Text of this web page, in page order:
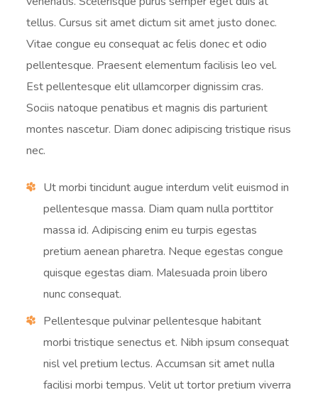
tellus. Cursus sit amet dictum sit amet justo donec.
Vitae congue eu consequat ac felis donec et odio
pellentesque. Praesent elementum facilisis leo vel.
Est pellentesque elit ullamcorper dignissim cras.
Sociis natoque penatibus et magnis dis parturient
montes nascetur. Diam donec adipiscing tristique risus
nec.
Ut morbi tincidunt augue interdum velit euismod in
pellentesque massa. Diam quam nulla porttitor
massa id. Adipiscing enim eu turpis egestas
pretium aenean pharetra. Neque egestas congue
quisque egestas diam. Malesuada proin libero
nunc consequat.
Pellentesque pulvinar pellentesque habitant
morbi tristique senectus et. Nibh ipsum consequat
nisl vel pretium lectus. Accumsan sit amet nulla
facilisi morbi tempus. Velit ut tortor pretium viverra